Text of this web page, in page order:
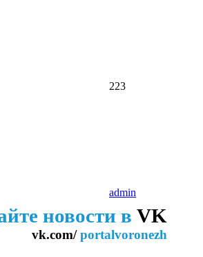
223
admin
новости в VK
vk.com/portalvoronezh